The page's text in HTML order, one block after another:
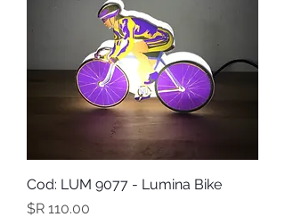
Cod: LUM 9077 - Lumina Bike
מחיר